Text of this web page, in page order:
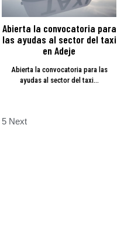
Abierta la convocatoria para
las ayudas al sector del taxi
en Adeje
Abierta la convocatoria para las
ayudas al sector del taxi…
5 Next